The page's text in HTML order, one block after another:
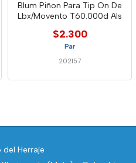
Blum Piñon Para Tip On De
Lbx/Movento T60.000d Als
$2.300
Par
202157
del Herraje